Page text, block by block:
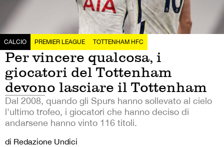
CALCIO PREMIER LEAGUE TOTTENHAM HFC
Per vincere qualcosa, i
giocatori del Tottenham
devono lasciare il Tottenham
Dal 2008, quando gli Spurs hanno sollevato al cielo
l'ultimo trofeo, i giocatori che hanno deciso di
andarsene hanno vinto 116 titoli.
di Redazione Undici